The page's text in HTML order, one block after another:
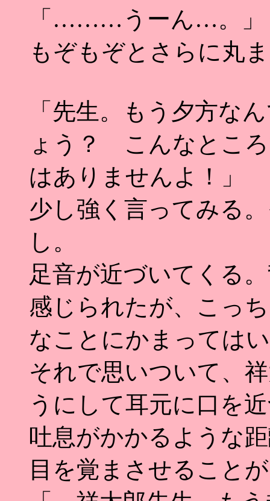
「………うーん…。」
もぞもぞとさらに丸
「先生。もう夕方な
ょう？ こんなとこ
はありませんよ！」
少し強く言ってみる
し。
足音が近づいてくる
感じられたが、こっ
なことにかまっては
それで思いついて、
うにして耳元に口を
吐息がかかるような
目を覚まさせること